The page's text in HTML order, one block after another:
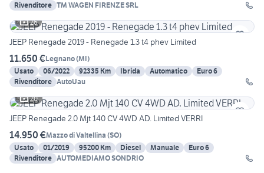
Rivenditore TM WAGEN FIRENZE SRL
26
JEEP Renegade 2019 - Renegade 1.3 t4 phev Limited
11.650 €Legnano(MI)
Usato
06/2022 92335 Km Ibrida Automatico
Euro 6
Rivenditore AutoUau
20
JEEP Renegade 2.0 Mjt 140 CV 4WD AD. Limited VERRI
14.950 €Mazzo di Valtellina (SO)
Usato
01/2019 95200 Km Diesel Manuale
Euro 6
Rivenditore AUTOMEDIAMO SONDRIO